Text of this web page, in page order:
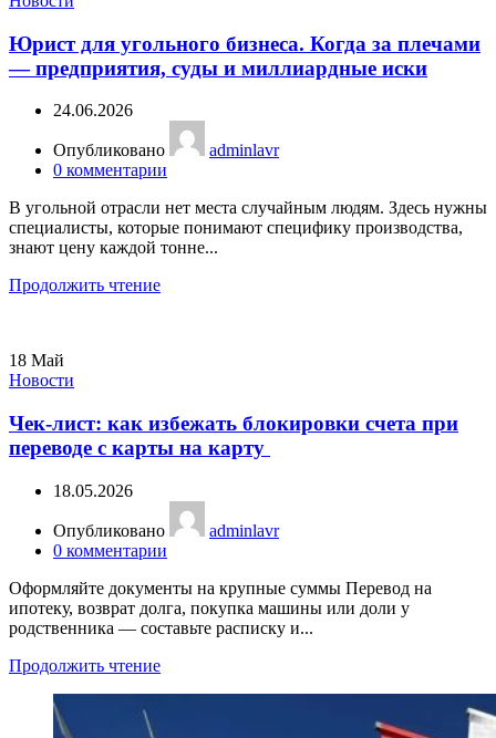
Юрист для угольного бизнеса. Когда за плечами
— предприятия, суды и миллиардные иски
24.06.2026
Опубликовано
adminlavr
0 комментарии
В угольной отрасли нет места случайным людям. Здесь нужны
специалисты, которые понимают специфику производства,
знают цену каждой тонне...
Продолжить чтение
18 Май
Новости
Чек-лист: как избежать блокировки счета при
переводе с карты на карту
18.05.2026
Опубликовано
adminlavr
0 комментарии
Оформляйте документы на крупные суммы Перевод на
ипотеку, возврат долга, покупка машины или доли у
родственника — составьте расписку и...
Продолжить чтение